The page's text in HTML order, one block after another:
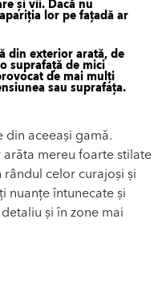
și vii. Dacă nu
lor pe fațadă ar
din exterior arată, de
suprafață de mici
de mai mulți
sau suprafața.
aceeași gamă.
mereu foarte stilate
celor curajoși și
nuanțe întunecate și
și în zone mai